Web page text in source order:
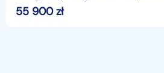
Zarejestrowany--
55 900zł